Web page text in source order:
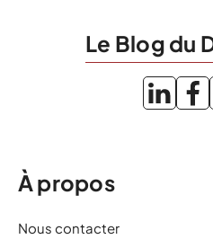
Le Blog du
À propos
Nous contacter